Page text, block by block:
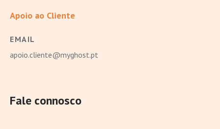
Apoio ao Cliente
EMAIL
apoio.cliente@myghost.pt
Fale connosco